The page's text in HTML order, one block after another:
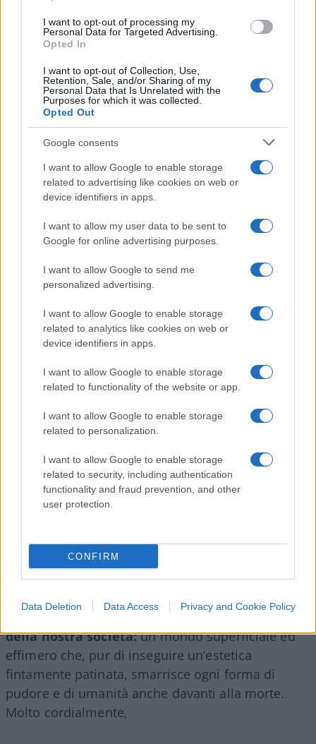
I want to opt-out of processing my
Personal Data for Targeted Advertising.
Opted In
I want to opt-out of Collection, Use,
Retention, Sale, and/or Sharing of my
Personal Data that Is Unrelated with the
Purposes for which it was collected.
Opted Out
Google consents
I want to allow Google to enable storage
related to advertising like cookies on web or
device identifiers in apps.
I want to allow my user data to be sent to
Google for online advertising purposes.
I want to allow Google to send me
personalized advertising.
I want to allow Google to enable storage
related to analytics like cookies on web or
device identifiers in apps.
I want to allow Google to enable storage
related to functionality of the website or app.
I want to allow Google to enable storage
related to personalization.
I want to allow Google to enable storage
related to security, including authentication
functionality and fraud prevention, and other
user protection.
CONFIRM
Data Deletion Data Access Privacy and Cookie Policy
mamma, nonna o zia appena deceduta. È proprio
il caso di dire: con il corpo ancora caldo… hanno
già pensato a ritoccare le foto!
Questo, a mio parere,
accanimento digitale, che ci dimostra
l’incapacità profonda di accettare il lutto e,
soprattutto, la realtà: manipolare artatamente il
volto di un defunto per renderlo più gradevole, né
più né meno come si fa con i post su Instagram,
equivale a profanare la sacralità della memoria,
calpestando la dignità stessa della persona.
Eppure i nostri avi latini fondavano la civiltà sul
culto dellapietas, un rispetto sacro e inviolabile
constatare che, in nome della modernità
tecnologica, abbiamo smarrito proprio quella
sensibilità ancestrale, riducendo anche la morte a
un banale contenuto da editare.
quadro del degrado culturale drammatico
della nostra società:un mondo superficiale ed
effimero che, pur di inseguire un’estetica
fintamente patinata, smarrisce ogni forma di
pudore e di umanità anche davanti alla morte.
Molto cordialmente,